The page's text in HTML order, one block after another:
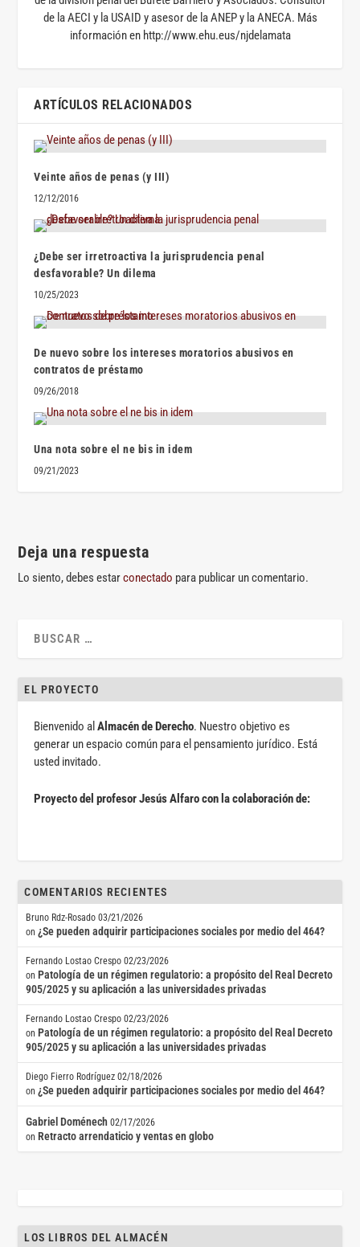
de la AECI y la USAID y asesor de la ANEP y la ANECA. Más
información en http://www.ehu.eus/njdelamata
ARTÍCULOS RELACIONADOS
Veinte años de penas (y III)
12/12/2016
¿Debe ser irretroactiva la jurisprudencia penal
desfavorable? Un dilema
10/25/2023
De nuevo sobre los intereses moratorios abusivos en
contratos de préstamo
09/26/2018
Una nota sobre el ne bis in idem
09/21/2023
Deja una respuesta
Lo siento, debes estarconectado para publicar un comentario.
EL PROYECTO
Bienvenido alAlmacén de Derecho. Nuestro objetivo es
generar un espacio común para el pensamiento jurídico. Está
usted invitado.
Proyecto del profesor Jesús Alfaro con la colaboración de:
COMENTARIOS RECIENTES
Bruno Rdz-Rosado 03/21/2026
on¿Se pueden adquirir participaciones sociales por medio del 464?
Fernando Lostao Crespo 02/23/2026
on Patología de un régimen regulatorio: a propósito del Real Decreto
905/2025 y su aplicación a las universidades privadas
Fernando Lostao Crespo 02/23/2026
on Patología de un régimen regulatorio: a propósito del Real Decreto
905/2025 y su aplicación a las universidades privadas
Diego Fierro Rodríguez 02/18/2026
on¿Se pueden adquirir participaciones sociales por medio del 464?
Gabriel Doménech 02/17/2026
on Retracto arrendaticio y ventas en globo
LOS LIBROS DEL ALMACÉN